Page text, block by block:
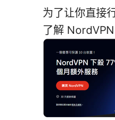
为了让你直接
了解